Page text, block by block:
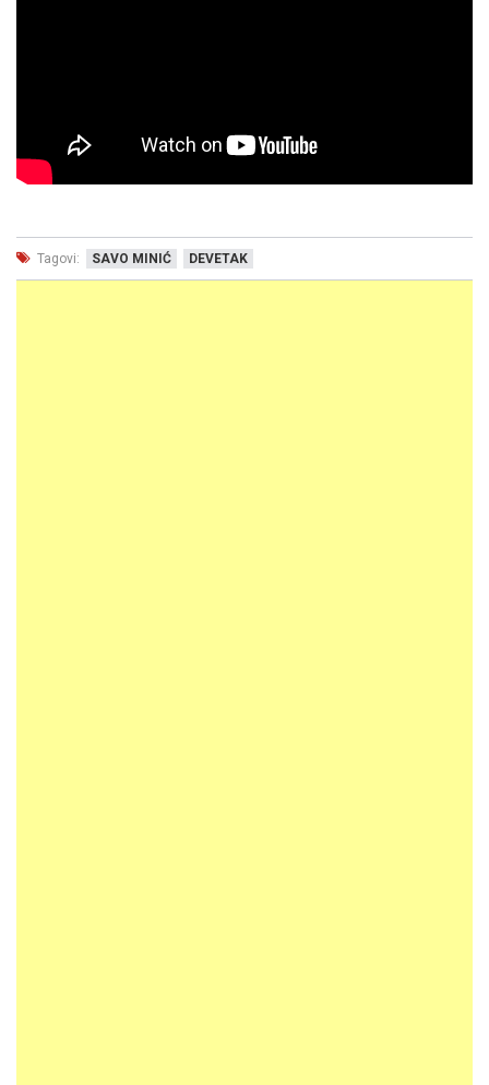
Tagovi: SAVO MINIĆ DEVETAK